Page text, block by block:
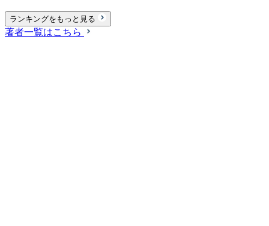
ランキングをもっと見る
著者一覧はこちら